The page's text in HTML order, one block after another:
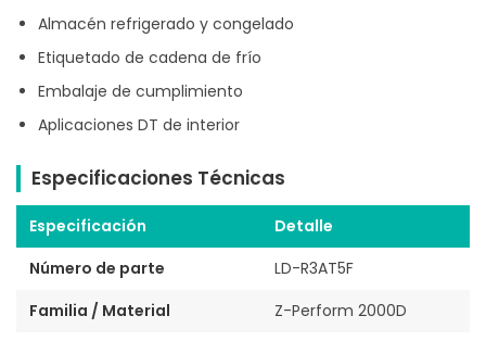
Almacén refrigerado y congelado
Etiquetado de cadena de frío
Embalaje de cumplimiento
Aplicaciones DT de interior
Especificaciones Técnicas
Especificación
Detalle
Número de parte
LD-R3AT5F
Familia / Material
Z-Perform 2000D